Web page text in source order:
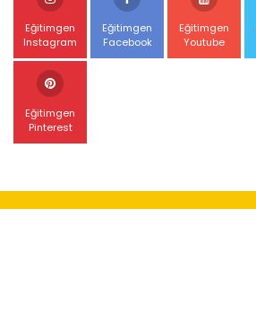
Eğitimgen
Instagram
Eğitimgen
Facebook
Eğitimgen
Youtube
Eğitimgen
Pinterest